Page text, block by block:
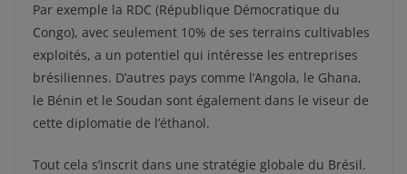
Par exemple la RDC (République Démocratique du
Congo), avec seulement 10% de ses terrains cultivables
exploités, a un potentiel qui intéresse les entreprises
brésiliennes. D’autres pays comme l’Angola, le Ghana,
le Bénin et le Soudan sont également dans le viseur de
cette diplomatie de l’éthanol.
Tout cela s’inscrit dans une stratégie globale du Brésil.